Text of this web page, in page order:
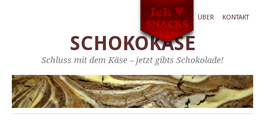
ÜBER KONTAKT
SCHOKOKÄSE
Schluss mit dem Käse – jetzt gibts Schokolade!